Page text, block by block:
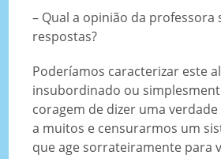
– Qual a opinião da professora
respostas?
Poderíamos caracterizar este
insubordinado ou
coragem de dizer uma
a muitos e censurarmos um
que age sorrateiramente para